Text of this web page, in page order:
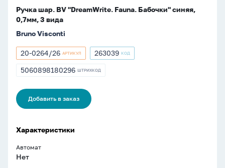
Ручка шар. BV "DreamWrite. Fauna. Бабочки" синяя,
0,7мм, 3 вида
Bruno Visconti
Артикул
20-
20-0264/26 АРТИКУЛ
Артикул
263039
263039 КОД
ШТРИХКОД
5060898180296 ШТРИХКОД
Добавить в заказ
Характеристики
Автомат
Нет